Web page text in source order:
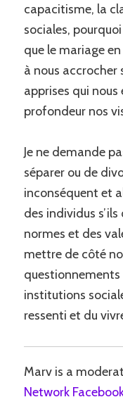
capacitisme, la
sociales,
que le mariage
à nous
apprises qui
profondeur nos
Je ne demande
séparer ou de
inconséquent et
des individus
normes et des
mettre de côté
institutions
ressenti et du
Marv is a
Network